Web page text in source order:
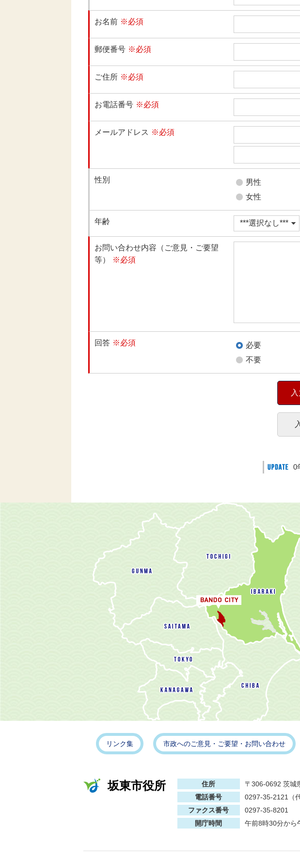
お名前 ※必須
郵便番号 ※必須
ご住所 ※必須
お電話番号 ※必須
メールアドレス ※必須
性別
男性
女性
年齢
お問い合わせ内容（ご意見・ご要望
等）
※必須
回答 ※必須
必要
不要
0
リンク集 市政へのご意見・ご要望・お問い合わせ
坂東市役所 住所
〒306-0692 茨城
電話番号
0297-35-2121（
ファクス番号
0297-35-8201
開庁時間
午前8時30分から